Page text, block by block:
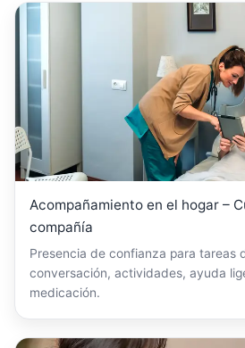
Acompañamiento en el hogar –
compañía
Presencia de confianza para tareas
conversación, actividades, ayuda
medicación.